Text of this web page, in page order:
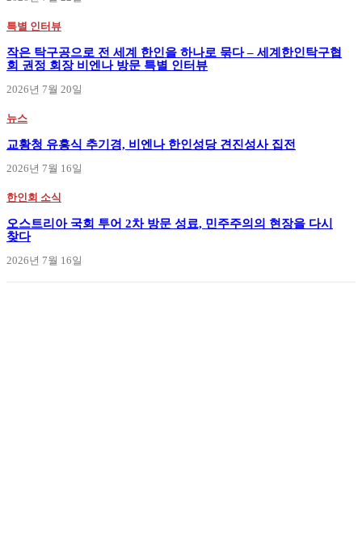
특별 인터뷰
작은 탁구공으로 전 세계 한인을 하나로 묶다 – 세계한인탁구협
회 권정 회장 비엔나 방문 특별 인터뷰
2026년 7월 20일
뉴스
교황청 유흥식 추기경, 비엔나 한인성당 견진성사 집전
2026년 7월 16일
한인회 소식
오스트리아 국회 투어 2차 방문 성료, 민주주의의 현장을 다시
찾다
2026년 7월 16일